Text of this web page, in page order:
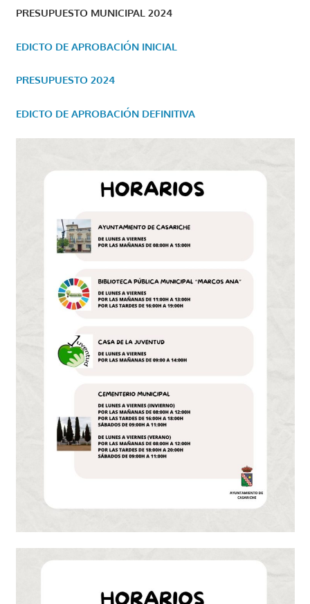
PRESUPUESTO MUNICIPAL 2024
EDICTO DE APROBACIÓN INICIAL
PRESUPUESTO 2024
EDICTO DE APROBACIÓN DEFINITIVA